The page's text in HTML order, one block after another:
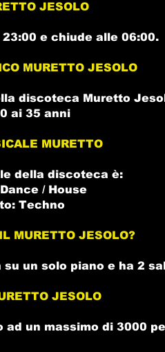
JESOLO
e chiude alle 06:00.
MURETTO JESOLO
discoteca Muretto
ai 35 anni
MURETTO
della discoteca è:
/ House
Techno
MURETTO JESOLO?
un solo piano e ha 2
JESOLO
ad un massimo di 3000